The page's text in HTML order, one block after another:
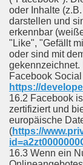
oder Inhalte
darstellen und
erkennbar
"Like", "Gefällt
oder sind mit
gekennzeichnet.
Facebook
https://
16.2 Facebook
zertifiziert und
europäische
(https://
16.3 Wenn ein